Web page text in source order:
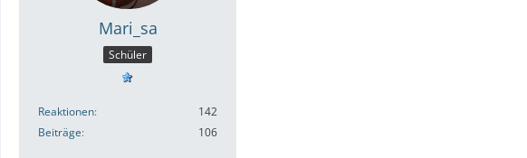
Mari_sa
Schüler
Reaktionen
142
Beiträge
106